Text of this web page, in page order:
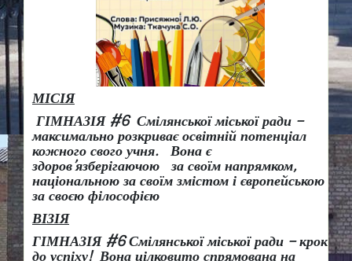
МІСІЯ
ГІМНАЗІЯ #6 Смілянської міської ради –
максимально розкриває освітній потенціал
кожного свого учня.
Вона є
здоров’язберігаючою за своїм напрямком,
національною за своїм змістом і європейською
за своєю філософією
ВІЗІЯ
ГІМНАЗІЯ #6 Смілянської міської ради – крок
до успіху! Вона цілковито спрямована на